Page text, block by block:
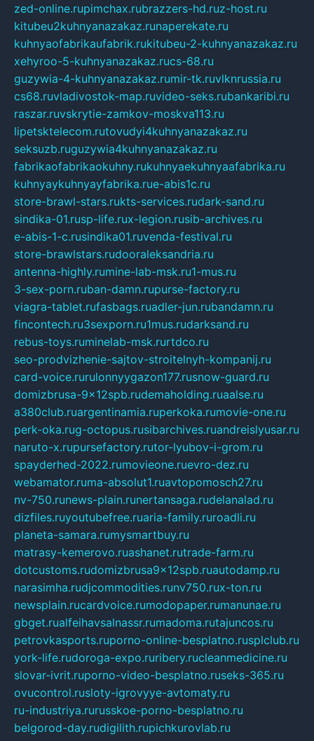
zed-online.rupimchax.rubrazzers-hd.ruz-host.ru
kitubeu2kuhnyanazakaz.runaperekate.ru
kuhnyaofabrikaufabrik.rukitubeu-2-kuhnyanazakaz.ru
xehyroo-5-kuhnyanazakaz.rucs-68.ru
guzywia-4-kuhnyanazakaz.rumir-tk.ruvlknrussia.ru
cs68.ruvladivostok-map.ruvideo-seks.rubankaribi.ru
raszar.ruvskrytie-zamkov-moskva113.ru
lipetsktelecom.rutovudyi4kuhnyanazakaz.ru
seksuzb.ruguzywia4kuhnyanazakaz.ru
fabrikaofabrikaokuhny.rukuhnyaekuhnyaafabrika.ru
kuhnyaykuhnyayfabrika.rue-abis1c.ru
store-brawl-stars.rukts-services.rudark-sand.ru
sindika-01.rusp-life.rux-legion.rusib-archives.ru
e-abis-1-c.rusindika01.ruvenda-festival.ru
store-brawlstars.rudooraleksandria.ru
antenna-highly.rumine-lab-msk.ru1-mus.ru
3-sex-porn.ruban-damn.rupurse-factory.ru
viagra-tablet.rufasbags.ruadler-jun.rubandamn.ru
fincontech.ru3sexporn.ru1mus.rudarksand.ru
rebus-toys.ruminelab-msk.rurtdco.ru
seo-prodvizhenie-sajtov-stroitelnyh-kompanij.ru
card-voice.rurulonnyygazon177.rusnow-guard.ru
domizbrusa-9x12spb.rudemaholding.ruaalse.ru
a380club.ruargentinamia.ruperkoka.rumovie-one.ru
perk-oka.rug-octopus.rusibarchives.ruandreislyusar.ru
naruto-x.rupursefactory.rutor-lyubov-i-grom.ru
spayderhed-2022.rumovieone.ruevro-dez.ru
webamator.ruma-absolut1.ruavtopomosch27.ru
nv-750.runews-plain.runertansaga.rudelanalad.ru
dizfiles.ruyoutubefree.ruaria-family.ruroadli.ru
planeta-samara.rumysmartbuy.ru
matrasy-kemerovo.ruashanet.rutrade-farm.ru
dotcustoms.rudomizbrusa9x12spb.ruautodamp.ru
narasimha.rudjcommodities.runv750.rux-ton.ru
newsplain.rucardvoice.rumodopaper.rumanunae.ru
gbget.rualfeihavsalnassr.rumadoma.rutajuncos.ru
petrovkasports.ruporno-online-besplatno.rusplclub.ru
york-life.rudoroga-expo.ruribery.rucleanmedicine.ru
slovar-ivrit.ruporno-video-besplatno.ruseks-365.ru
ovucontrol.rusloty-igrovyye-avtomaty.ru
ru-industriya.rurusskoe-porno-besplatno.ru
belgorod-day.rudigilith.rupichkurovlab.ru